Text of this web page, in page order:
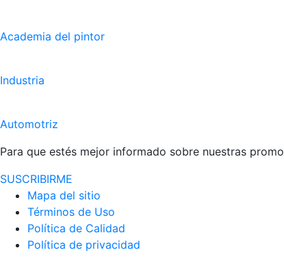
Academia del pintor
Industria
Automotriz
Para que estés mejor informado sobre nuestras
SUSCRIBIRME
Mapa del sitio
Términos de Uso
Política de Calidad
Política de privacidad